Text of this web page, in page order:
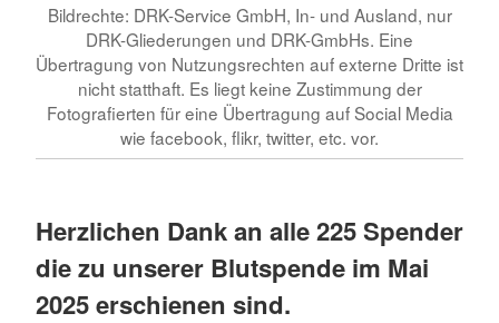
Bildrechte: DRK-Service GmbH, In- und Ausland, nur
DRK-Gliederungen und DRK-GmbHs. Eine
Übertragung von Nutzungsrechten auf externe Dritte ist
nicht statthaft. Es liegt keine Zustimmung der
Fotografierten für eine Übertragung auf Social Media
wie facebook, flikr, twitter, etc. vor.
Herzlichen Dank an alle 225 Spender
die zu unserer Blutspende im Mai
2025 erschienen sind.